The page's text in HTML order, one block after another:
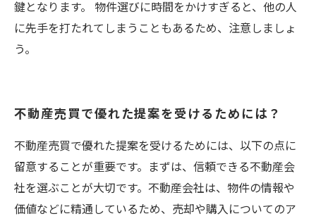
鍵となります。 物件選びに時間をかけすぎると、他の人
に先手を打たれてしまうこともあるため、注意しましょ
う。
不動産売買で優れた提案を受けるためには？
不動産売買で優れた提案を受けるためには、以下の点に
留意することが重要です。まずは、信頼できる不動産会
社を選ぶことが大切です。不動産会社は、物件の情報や
価値などに精通しているため、売却や購入についてのア